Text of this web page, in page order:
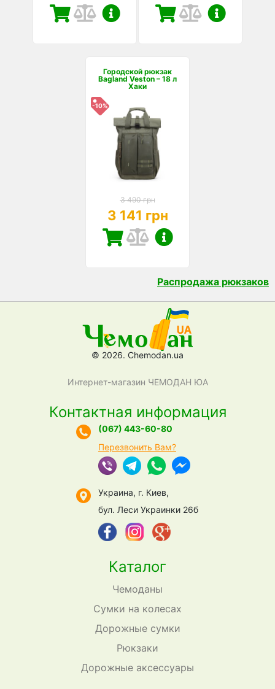
Городской рюкзак
Bagland Veston – 18 л
Хаки
-10%
3 490 грн
3 141 грн
Распродажа рюкзаков
© 2026. Chemodan.ua
Интернет-магазин ЧЕМОДАН ЮА
Каталог
Чемоданы
Сумки на колесах
Дорожные сумки
Рюкзаки
Дорожные аксессуары
Контактная информация
(067) 443-60-80
Перезвонить Вам?
Украина, г. Киев,
бул. Леси Украинки 26б